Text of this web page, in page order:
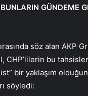
GÜNDEME
söz alan AKP
CHP’lilerin bu
bir yaklaşım
söyledi: